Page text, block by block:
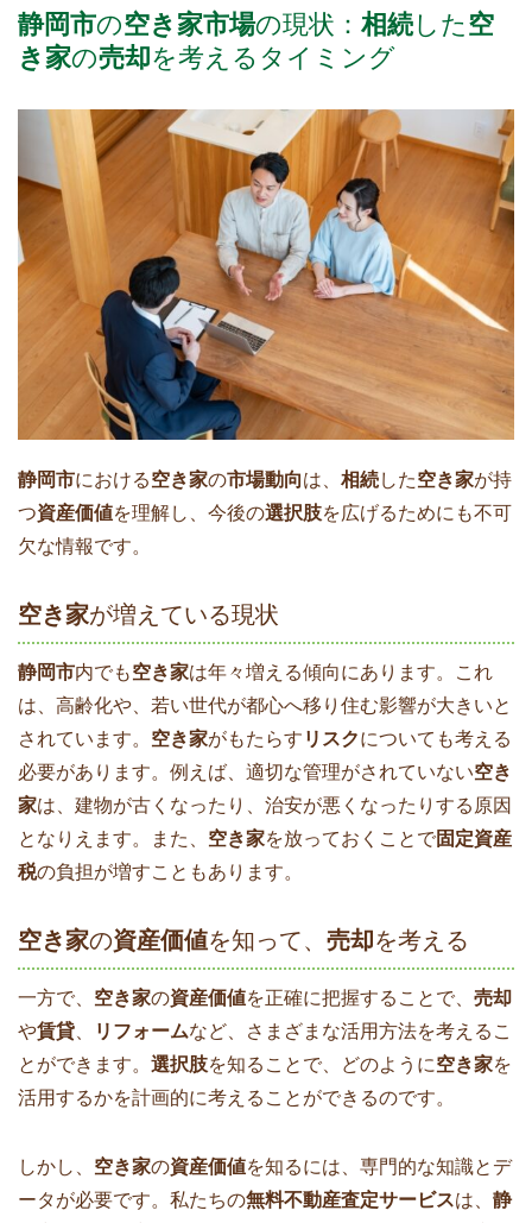
静岡市の空き家市場の現状： 相続した空
き家の売却を考えるタイミング
静岡市における空き家の市場動向は、 相続した空き家が持
つ資産価値を理解し、今後の選択肢を広げるためにも不可
欠な情報です。
空き家が増えている現状
静岡市内でも空き家は年々増える傾向にあります。これ
は、高齢化や、若い世代が都心へ移り住む影響が大きいと
されています。 空き家がもたらす リスクについても考える
必要があります。例えば、適切な管理がされていない空き
家は、建物が古くなったり、治安が悪くなったりする原因
となりえます。また、 空き家を放っておくことで固定資産
税の負担が増すこともあります。
空き家の資産価値を知って、 売却を考える
一方で、 空き家の資産価値を正確に把握することで、 売却
や賃貸 リフォームなど、さまざまな活用方法を考えるこ
とができます。 選択肢を知ることで、どのように空き家を
活用するかを計画的に考えることができるのです。
しかし、 空き家の資産価値を知るには、専門的な知識とデ
ータが必要です。私たちの無料不動産査定サービスは、 静